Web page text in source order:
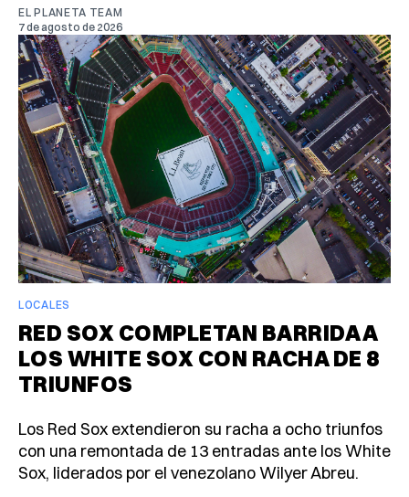
EL PLANETA TEAM
7 de agosto de 2026
LOCALES
RED SOX COMPLETAN BARRIDA A
LOS WHITE SOX CON RACHA DE 8
TRIUNFOS
Los Red Sox extendieron su racha a ocho triunfos
con una remontada de 13 entradas ante los White
Sox, liderados por el venezolano Wilyer Abreu.